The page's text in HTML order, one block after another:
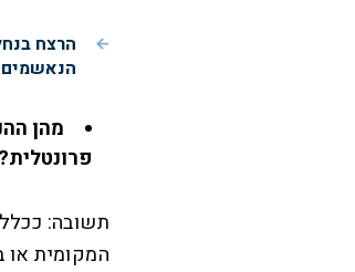
הרצח
הנאשמים
מהן
פרונטלית?
תשובה:
המקומית או